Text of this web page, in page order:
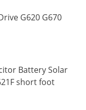
G620 G670
Battery Solar
short foot